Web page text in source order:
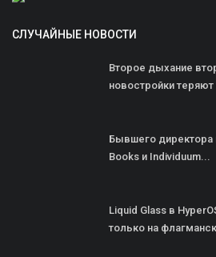
СЛУЧАЙНЫЕ НОВОСТИ
Второе дыхание
новостройки теряют
Бывшего директора
Books и Individuum...
Liquid Glass в
только на